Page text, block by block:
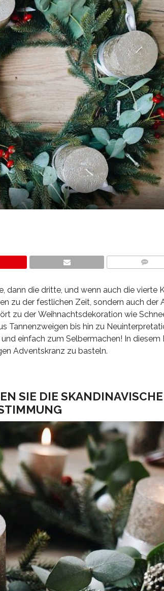
dann die dritte, und wenn auch die vierte
zu der festlichen Zeit, sondern auch der
zu der Weihnachtsdekoration wie
Tannenzweigen bis hin zu
einfach zum Selbermachen! In
Adventskranz zu basteln.
SIE DIE SKANDINAVISCHE